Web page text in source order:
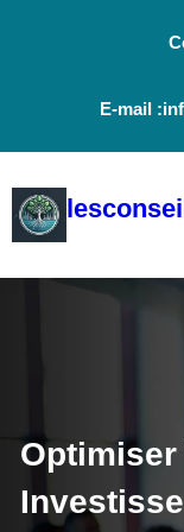
E-mail
Optimiser